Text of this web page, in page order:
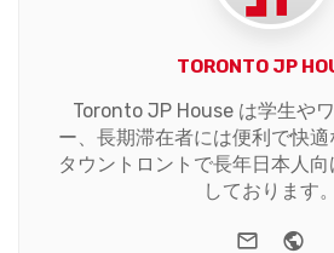
TORONTO JP
Toronto JP House は学生や
ー、長期滞在者には便利で快
タウントロントで長年日本人
しております。
e-mail